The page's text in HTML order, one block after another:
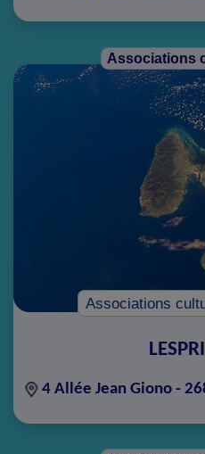
Associations
Associations
4 Allée Jean Giono -